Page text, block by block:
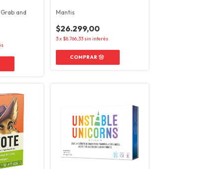
and
Mantis
$26.299,00
3x $8.766,33 sin interés